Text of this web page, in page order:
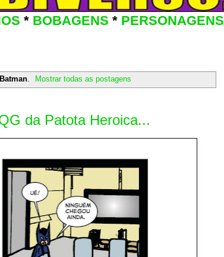
* BOBAGENS * PERSONAGENS
Batman. Mostrar todas as postagens
da Patota Heroica...